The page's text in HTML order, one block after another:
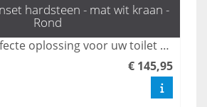
hardsteen - mat wit kraan -
Rond
Ontdek de perfecte oplossing voor uw toilet met de stijlvolle fonteinset Gustav van L'aqua, voorzien van een mat witte kraan en sifon. Deze hoogwaardige toilet fonteintjes combineren functionaliteit met een modern design, ideaal voor elke ruimte. Bestel snel en verfraai uw toilet met deze must-have accessoire.
€ 145,95